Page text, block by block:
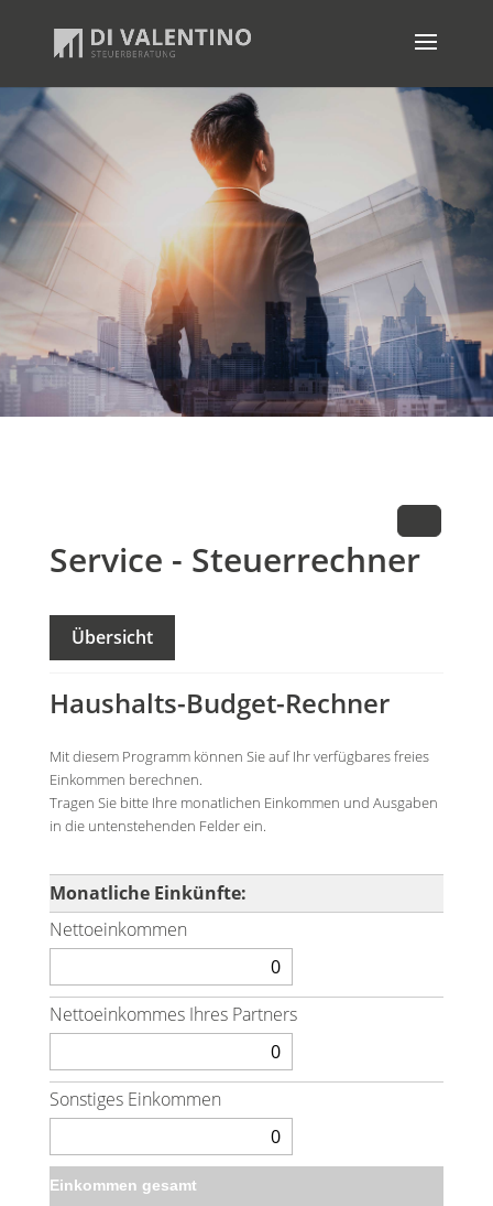
Service - Steuerrechner
Übersicht
Haushalts-Budget-Rechner
Mit diesem Programm können Sie auf Ihr verfügbares freies
Einkommen berechnen.
Tragen Sie bitte Ihre monatlichen Einkommen und Ausgaben
in die untenstehenden Felder ein.
Monatliche Einkünfte:
Nettoeinkommen
Nettoeinkommes Ihres Partners
Sonstiges Einkommen
Einkommen gesamt